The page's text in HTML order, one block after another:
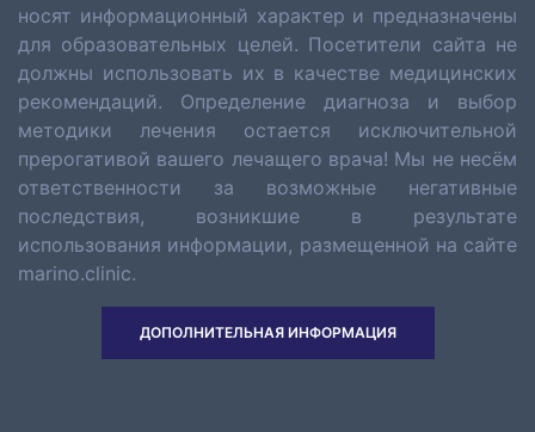
носят информационный характер и предназначены
для образовательных целей. Посетители сайта не
должны использовать их в качестве медицинских
рекомендаций. Определение диагноза и выбор
методики лечения остается исключительной
прерогативой вашего лечащего врача! Мы не несём
ответственности за возможные негативные
последствия, возникшие в результате
использования информации, размещенной на сайте
marino.clinic.
ДОПОЛНИТЕЛЬНАЯ ИНФОРМАЦИЯ